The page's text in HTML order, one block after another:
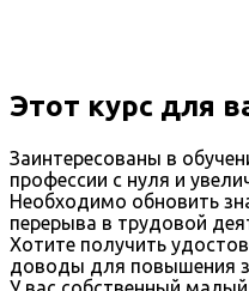
Этот курс для
Заинтересованы в
профессии с нуля и
Необходимо обновить
перерыва в трудовой
Хотите получить
доводы для повышения